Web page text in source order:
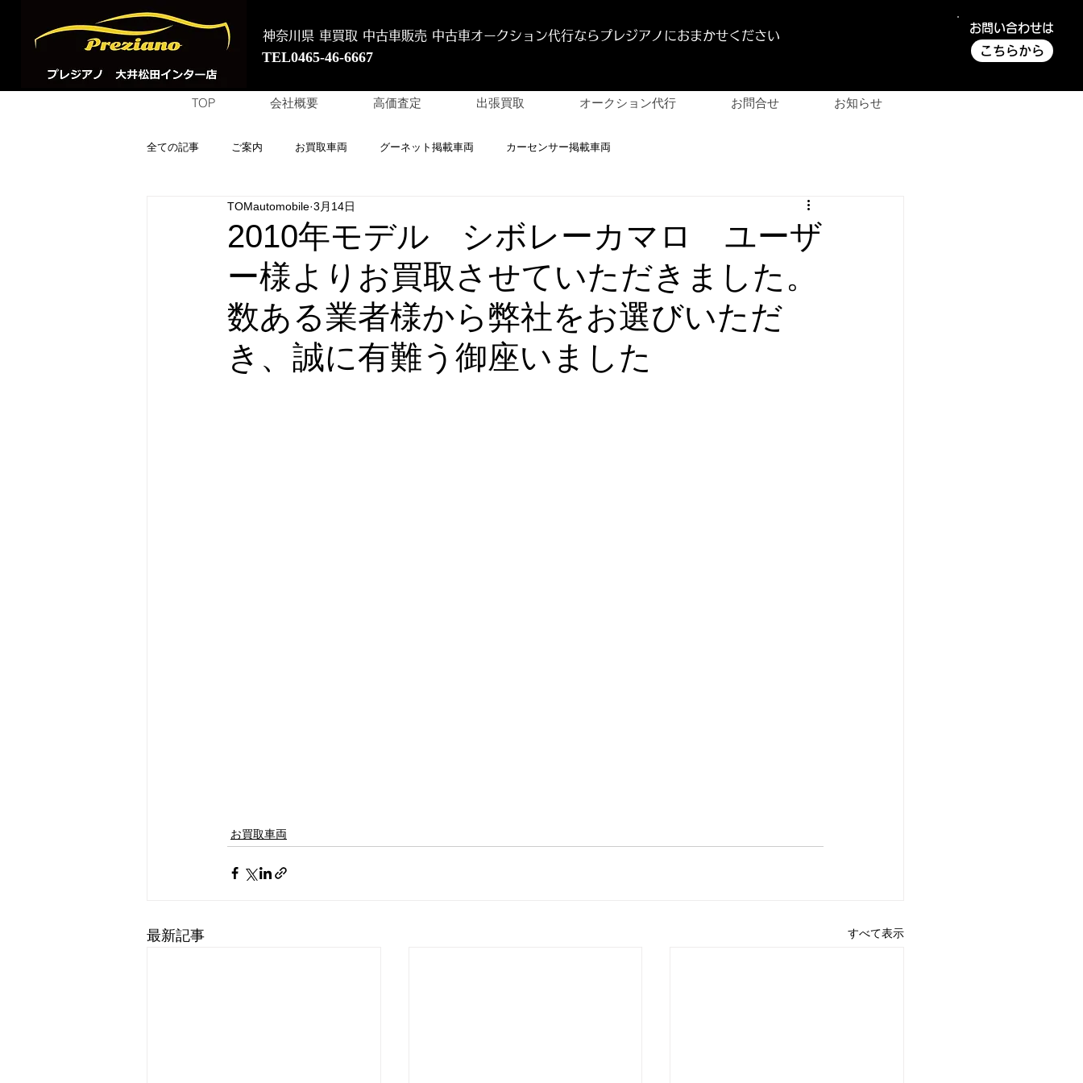
お問い合わせは
こちらから
神奈川県 車買取 中古車販売 中古車オークション代行ならプレジアノにおまかせください
TEL0465-46-6667
TOP 会社概要 高価査定 出張買取 オークション代行 お問合せ お知らせ
全ての記事 ご案内 お買取車両 グーネット掲載車両 カーセンサー掲載車両
2010年モデル シボレーカマロ ユーザ
ー様よりお買取させていただきました。
数ある業者様から弊社をお選びいただ
き、誠に有難う御座いました
TOMautomobile 3月14日
お買取車両
最新記事 すべて表示